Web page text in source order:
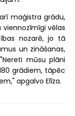
maģistra grādu,
vēlas
nozarē, jo tā
un zināšanas,
mūsu plāni
grādiem, tāpēc
apgalvo Elīza.